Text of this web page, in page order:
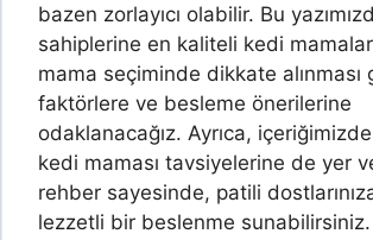
bazen zorlayıcı olabilir. Bu
sahiplerine en kaliteli kedi
mama seçiminde dikkate alınması
faktörlere ve besleme önerilerine
odaklanacağız. Ayrıca,
kedi maması tavsiyelerine de yer
rehber sayesinde, patili
lezzetli bir beslenme sunabilirsiniz.